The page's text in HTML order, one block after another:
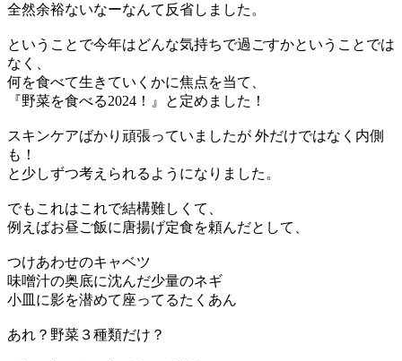
全然余裕ないなーなんて反省しました。
ということで今年はどんな気持ちで過ごすかということでは
なく、
何を食べて生きていくかに焦点を当て、
『野菜を食べる2024！』と定めました！
スキンケアばかり頑張っていましたが 外だけではなく内側
も！
と少しずつ考えられるようになりました。
でもこれはこれで結構難しくて、
例えばお昼ご飯に唐揚げ定食を頼んだとして、
つけあわせのキャベツ
味噌汁の奥底に沈んだ少量のネギ
小皿に影を潜めて座ってるたくあん
あれ？野菜３種類だけ？